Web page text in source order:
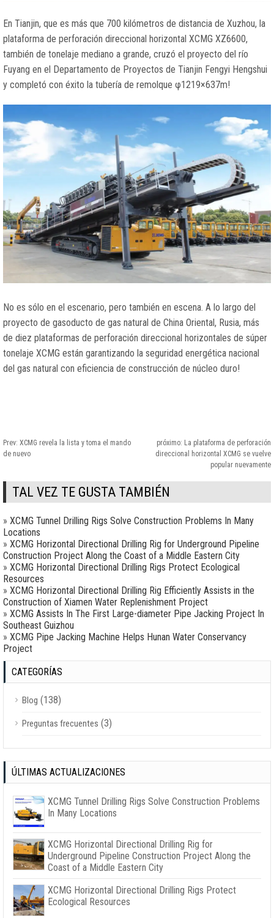
En Tianjin, que es más que 700 kilómetros de distancia de Xuzhou, la
plataforma de perforación direccional horizontal XCMG XZ6600,
también de tonelaje mediano a grande, cruzó el proyecto del río
Fuyang en el Departamento de Proyectos de Tianjin Fengyi Hengshui
y completó con éxito la tubería de remolque φ1219×637m!
No es sólo en el escenario, pero también en escena. A lo largo del
proyecto de gasoducto de gas natural de China Oriental, Rusia, más
de diez plataformas de perforación direccional horizontales de súper
tonelaje XCMG están garantizando la seguridad energética nacional
del gas natural con eficiencia de construcción de núcleo duro!
Prev: XCMG revela la lista y toma el mando
de nuevo
próximo: La plataforma de perforación
direccional horizontal XCMG se vuelve
popular nuevamente
TAL VEZ TE GUSTA TAMBIÉN
» XCMG Tunnel Drilling Rigs Solve Construction Problems In Many
Locations
» XCMG Horizontal Directional Drilling Rig for Underground Pipeline
Construction Project Along the Coast of a Middle Eastern City
» XCMG Horizontal Directional Drilling Rigs Protect Ecological
Resources
» XCMG Horizontal Directional Drilling Rig Efficiently Assists in the
Construction of Xiamen Water Replenishment Project
» XCMG Assists In The First Large-diameter Pipe Jacking Project In
Southeast Guizhou
» XCMG Pipe Jacking Machine Helps Hunan Water Conservancy
Project
CATEGORÍAS
Blog (138)
Preguntas frecuentes (3)
ÚLTIMAS ACTUALIZACIONES
XCMG Tunnel Drilling Rigs Solve Construction Problems
In Many Locations
XCMG Horizontal Directional Drilling Rig for
Underground Pipeline Construction Project Along the
Coast of a Middle Eastern City
XCMG Horizontal Directional Drilling Rigs Protect
Ecological Resources